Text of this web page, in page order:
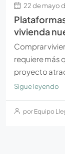
22 de mayo
vivienda
Comprar
requiere más
proyecto
Sigue leyendo
por Equipo